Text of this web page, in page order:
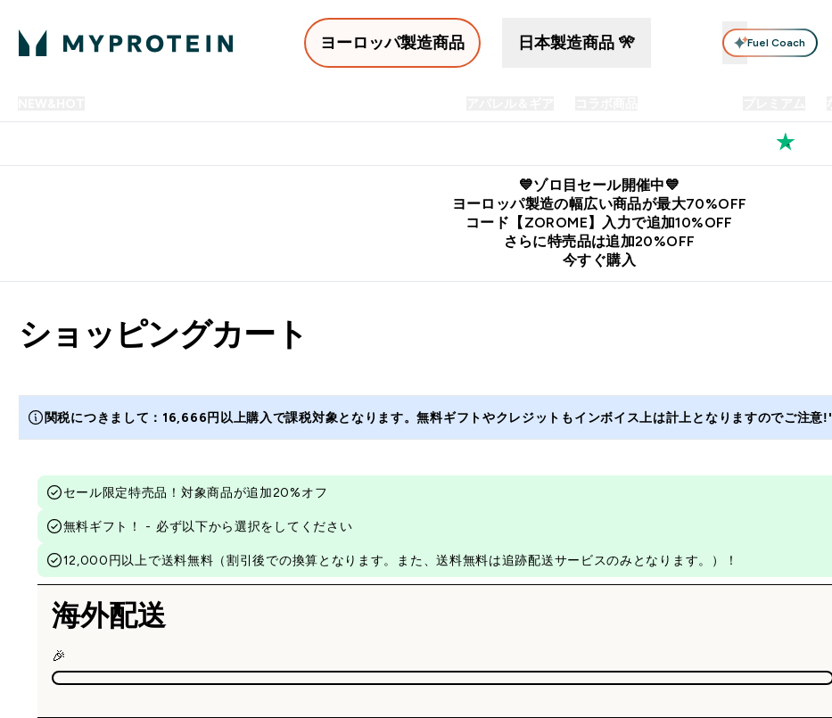
ヨーロッパ製造商品 日本製造商品 🎌 Fuel Coach
💙ゾロ目セール開催中💙
ヨーロッパ製造の幅広い商品が最大70%OFF
コード【ZOROME】入力で追加10%OFF
さらに特売品は追加20%OFF
今すぐ購入
ショッピングカート
関税につきまして：16,666円以上購入で課税対象となります。無料ギフトやクレジットもインボイス上は計上となりますのでご注意!'
セール限定特売品！対象商品が追加20%オフ
無料ギフト！ - 必ず以下から選択をしてください
12,000円以上で送料無料（割引後での換算となります。また、送料無料は追跡配送サービスのみとなります。）！
海外配送
🎉